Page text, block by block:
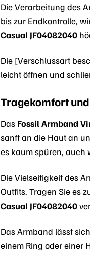
Die Verarbeitung des
bis zur Endkontrolle,
Casual JF04082040
Die [Verschlussart
leicht öffnen und
Tragekomfort
Das Fossil Armband
sanft an die Haut an
es kaum spüren, auch
Die Vielseitigkeit des
Outfits. Tragen Sie es
Casual JF04082040
Das Armband lässt
einem Ring oder einer